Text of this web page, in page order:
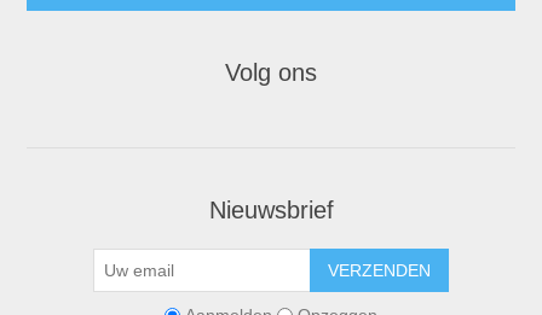
Volg ons
Nieuwsbrief
VERZENDEN